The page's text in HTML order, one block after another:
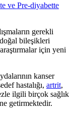
ve Pre-diyabette
gerekli
bileşikleri
için yeni
kanser
hastalığı, artrit,
ilgili birçok sağlık
getirmektedir.